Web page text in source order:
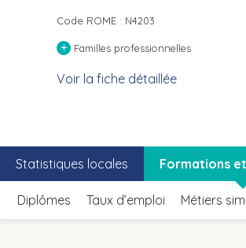
Code ROME : N4203
+ Familles professionnelles
Voir la fiche détaillée
Statistiques locales Formations
Diplômes Taux d’emploi Métiers